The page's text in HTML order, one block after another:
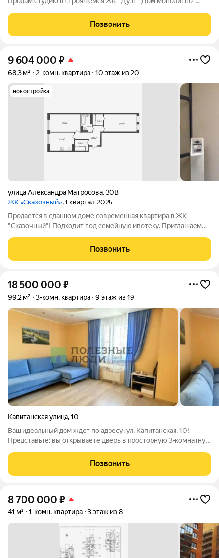
жилого комплекса: закрытая территория, расположение в
районе Матросова, Звоните, предоставлю
Позвонить
9 604 000 ₽
68,3 м² 2-комн. квартира 10 этаж из 20
новостройка
улица Александра Матросова,30В
ЖК «Сказочный», 1 квартал 2025
Продается в сданном доме современная квартира в ЖК
"Сказочный"! Подходит под семейную ипотеку. Приглашаем
площадью 68,25 м на 10-м этаже нового современного дома в
живописном районе Красноярска
Позвонить
18 500 000 ₽
99,2 м² 3-комн. квартира 9 этаж из 19
Капитанская улица,10
Ваш идеальный дом ждет по адресу: ул. Капитанская, 10!
Представьте: вы открываете дверь в просторную 3-комнатную
2011 года постройки открываются прекрасные виды. Ваша
кухня площадью 12,9 кв.м.
Позвонить
8 700 000 ₽
41 м² 1-комн. квартира 3 этаж из 8